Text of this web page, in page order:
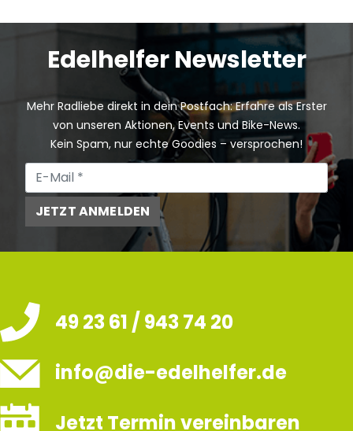
Edelhelfer Newsletter
Mehr Radliebe direkt in dein Postfach: Erfahre als Erster
von unseren Aktionen, Events und Bike-News.
Kein Spam, nur echte Goodies – versprochen!
JETZT ANMELDEN
49 23 61 / 943 74 20
info@die-edelhelfer.de
Jetzt Termin vereinbaren